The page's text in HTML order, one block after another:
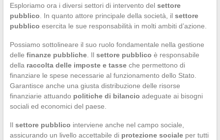
Esploriamo ora i diversi settori di intervento del settore
pubblico . In quanto attore principale della società, il settore
pubblico esercita le sue responsabilità in molti ambiti d’azione.
Possiamo sottolineare il suo ruolo fondamentale nella gestione
delle finanze pubbliche. Il settore pubblico è responsabile
della raccolta delle imposte e tasseche permettono di
finanziare le spese necessarie al funzionamento dello Stato.
Garantisce anche una giusta distribuzione delle risorse
finanziarie attuando politiche di bilancio adeguate ai bisogni
sociali ed economici del paese.
Il settore pubblico interviene anche nel campo sociale,
assicurando un livello accettabile di protezione socialeper tutti